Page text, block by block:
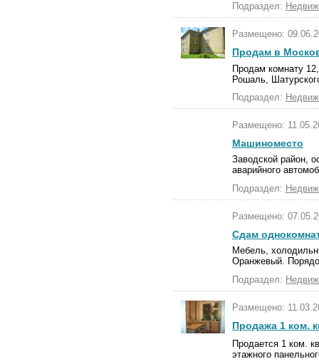
Подраздел:
Размещено:
Продам в
Продам комнату
Рошаль,
Подраздел:
Размещено:
Машиноместо
Заводской район,
аварийного
Подраздел:
Размещено:
Сдам
Мебель,
Оранжевый.
Подраздел:
Размещено:
Продажа 1 ком.
Продается 1 ком.
этажного